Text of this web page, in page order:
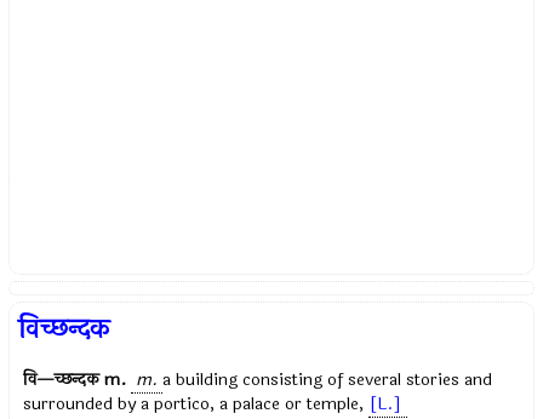
विच्छन्दक
वि—च्छन्दकm. m. a building consisting of several stories and
surrounded by a portico, a palace or temple, [L.]